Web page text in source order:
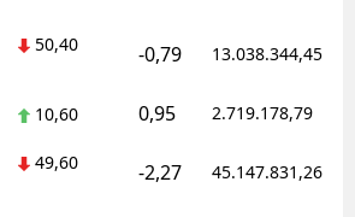
50,40 -0,79 13.038.344,45
10,60 0,95 2.719.178,79
49,60 -2,27 45.147.831,26